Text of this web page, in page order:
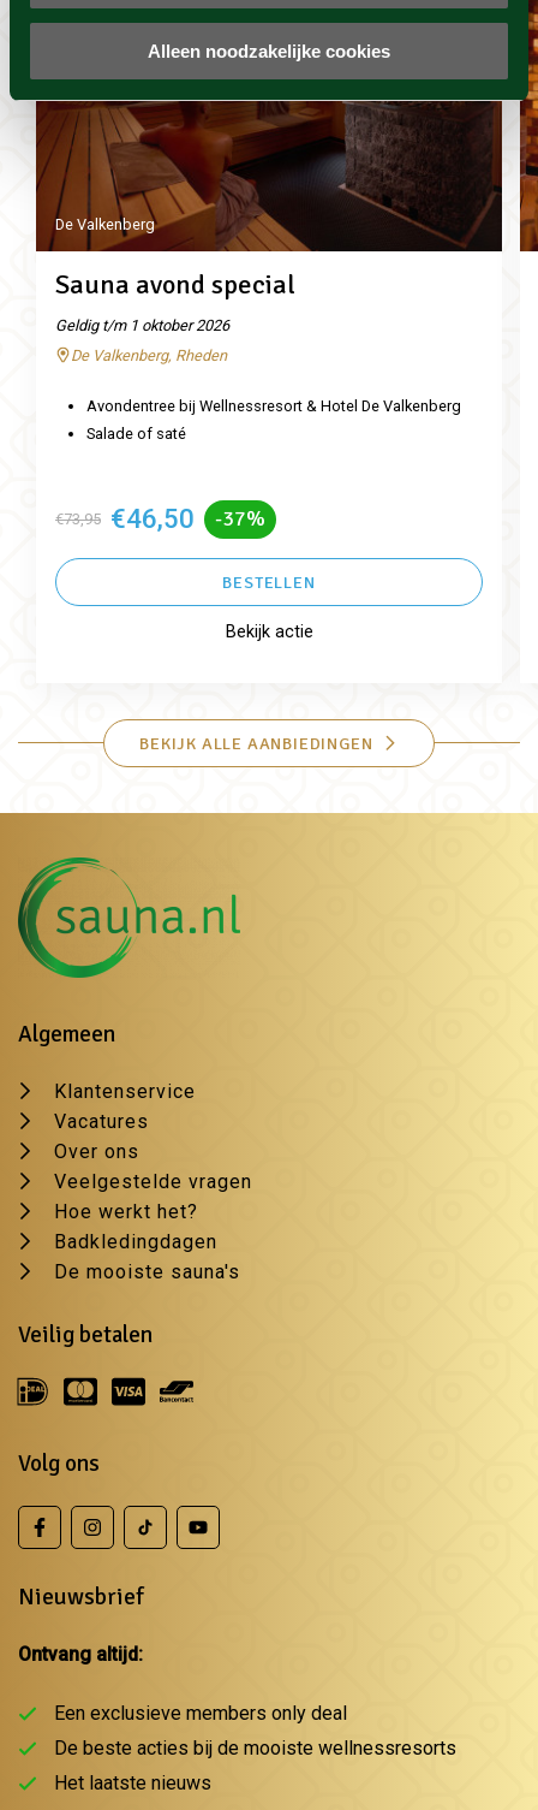
Alleen noodzakelijke cookies
De Valkenberg
Sauna avond special
Geldig t/m 1 oktober 2026
De Valkenberg, Rheden
Avondentree bij Wellnessresort & Hotel De Valkenberg
Salade of saté
€73,95 €46,50 -37%
BESTELLEN
Bekijk actie
BEKIJK ALLE AANBIEDINGEN
Algemeen
Klantenservice
Vacatures
Over ons
Veelgestelde vragen
Hoe werkt het?
Badkledingdagen
De mooiste sauna's
Veilig betalen
Volg ons
Nieuwsbrief
Ontvang altijd:
Een exclusieve members only deal
De beste acties bij de mooiste wellnessresorts
Het laatste nieuws